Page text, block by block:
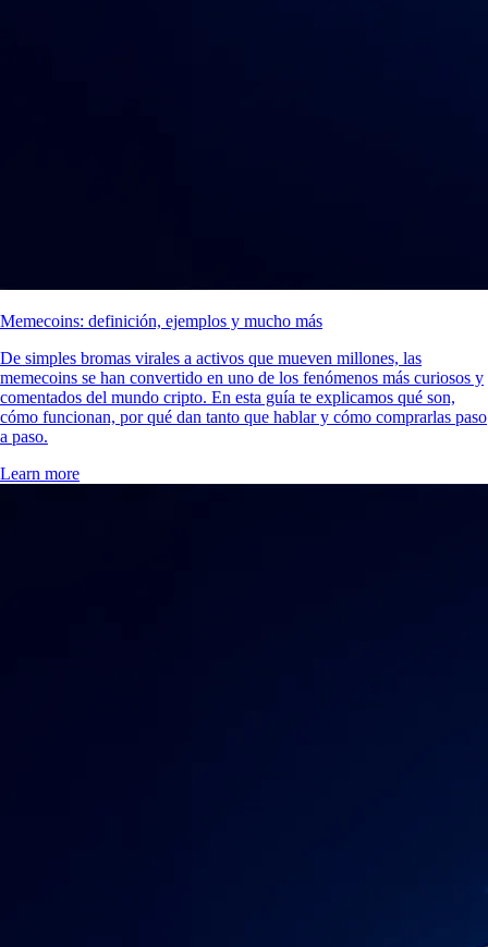
Memecoins: definición, ejemplos y mucho más
De simples bromas virales a activos que mueven millones, las
memecoins se han convertido en uno de los fenómenos más curiosos y
comentados del mundo cripto. En esta guía te explicamos qué son,
cómo funcionan, por qué dan tanto que hablar y cómo comprarlas paso
a paso.
Learn more